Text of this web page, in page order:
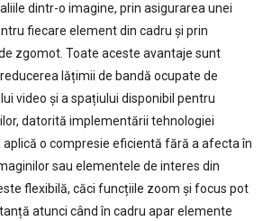
dintr-o imagine, prin asigurarea unei
fiecare element din cadru și prin
zgomot. Toate aceste avantaje sunt
lățimii de bandă ocupate de
video și a spațiului disponibil pentru
datorită implementării tehnologiei
o compresie eficientă fără a afecta în
sau elementele de interes din
flexibilă, căci funcțiile zoom și focus pot
atunci când în cadru apar elemente